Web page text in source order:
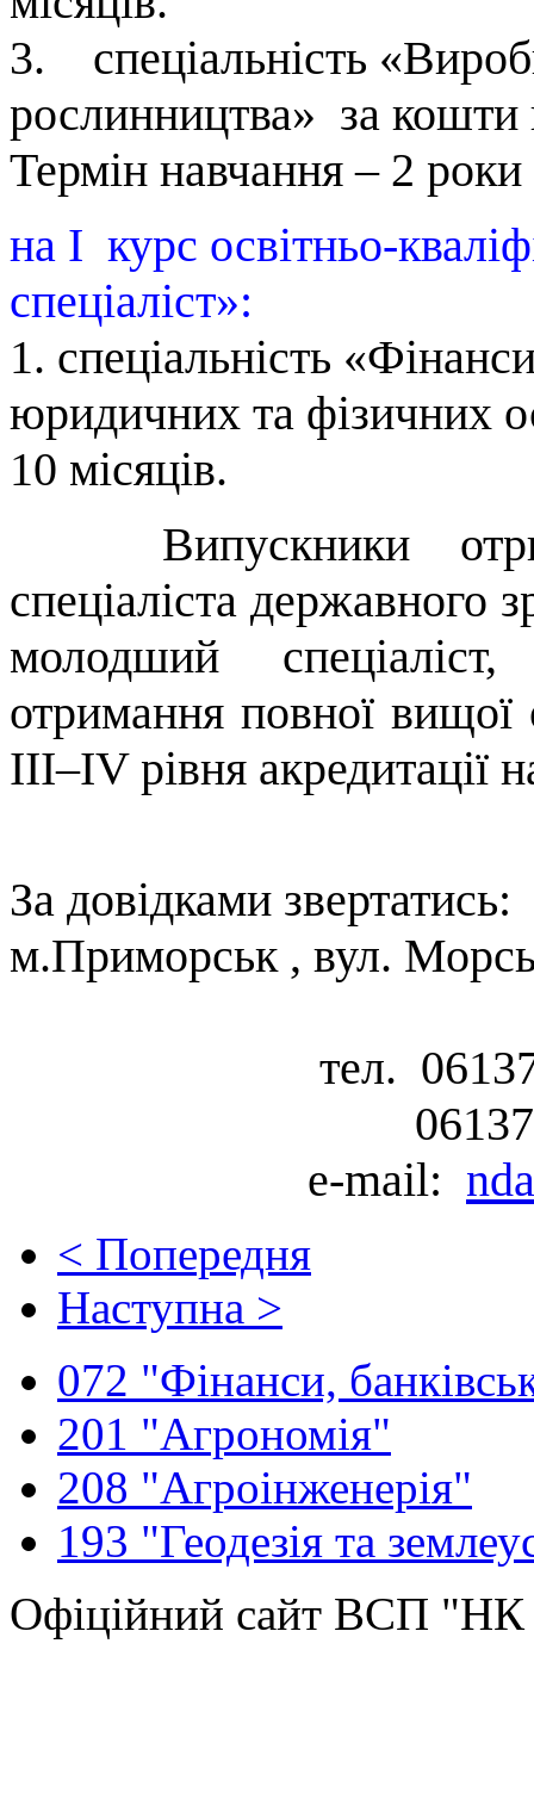
3. спеціальність
рослинництва» за кошти
Термін навчання – 2 роки
на І курс освітньо-
спеціаліст»:
1. спеціальність
юридичних та фізичних
10 місяців.
Випускники
спеціаліста державного
молодший
отримання повної
ІІІ–ІV рівня
За довідками звертатись:
м.Приморськ , вул.
тел. 06137 - 7
06137 - 7 -
e-mail:
< Попередня
Наступна >
072 "Фінанси,
201 "Агрономія"
208 "Агроінженерія"
193 "Геодезія та
Офіційний сайт ВСП